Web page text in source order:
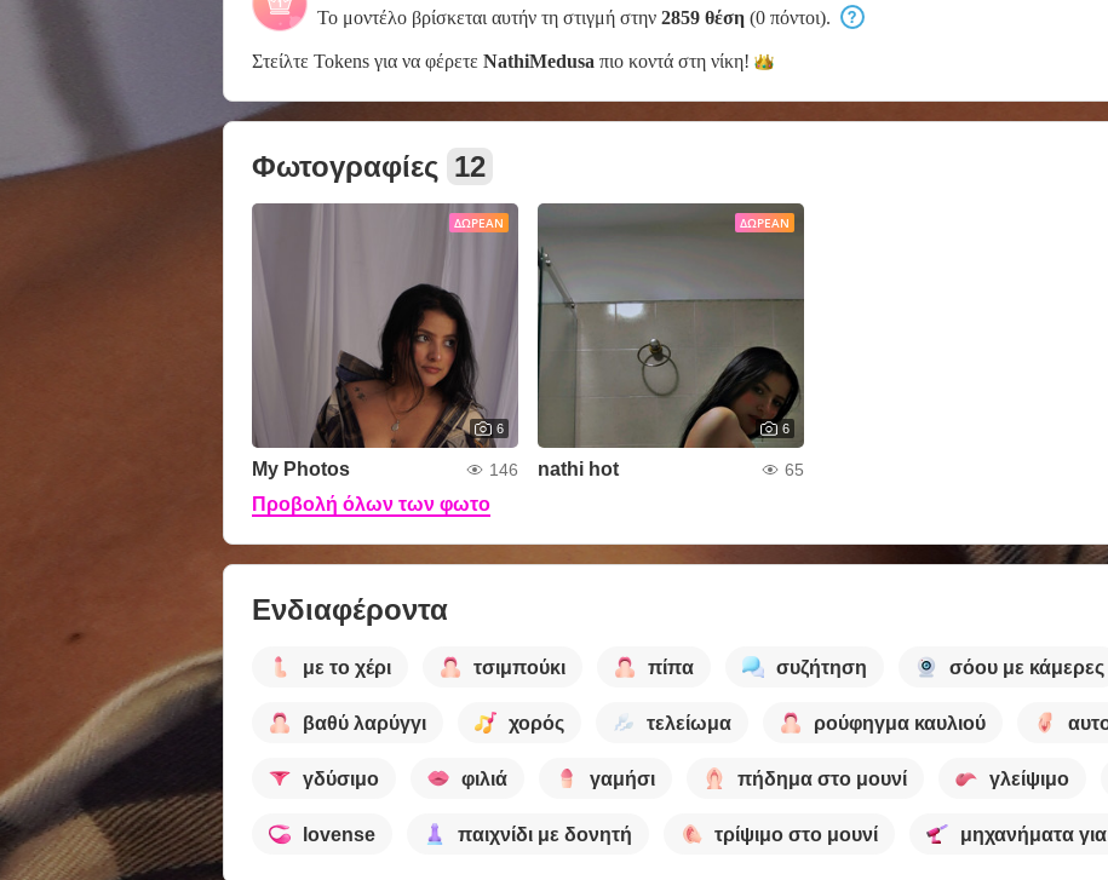
Το μοντέλο βρίσκεται αυτήν τη στιγμή στην 2859 θέση (0 πόντοι).
Στείλτε Tokens για να φέρετε NathiMedusa πιο κοντά στη νίκη!
Φωτογραφίες 12
ΔΩΡΕΆΝ
6
My Photos 146
ΔΩΡΕΆΝ
6
nathi hot 65
Προβολή όλων των φωτο
Ενδιαφέροντα
με το χέρι τσιμπούκι πίπα συζήτηση σόου με κάμερες
βαθύ λαρύγγι χορός τελείωμα ρούφηγμα καυλιού
γδύσιμο φιλιά γαμήσι πήδημα στο μουνί γλείψιμο
lovense παιχνίδι με δονητή τρίψιμο στο μουνί μηχανήματα